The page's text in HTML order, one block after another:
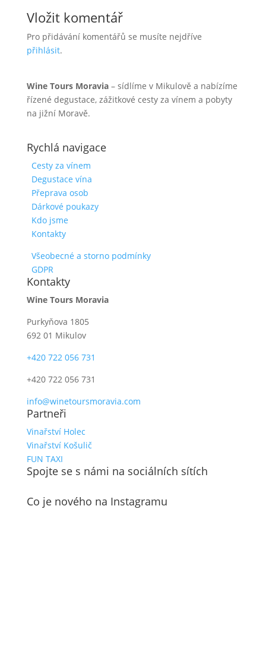
Vložit komentář
Pro přidávání komentářů se musíte nejdříve
přihlásit.
Wine Tours Moravia– sídlíme v Mikulově a nabízíme
řízené degustace, zážitkové cesty za vínem a pobyty
na jižní Moravě.
Rychlá navigace
Cesty za vínem
Degustace vína
Přeprava osob
Dárkové poukazy
Kdo jsme
Kontakty
Všeobecné a storno podmínky
GDPR
Kontakty
Wine Tours Moravia
Purkyňova 1805
692 01 Mikulov
+420 722 056 731
+420 722 056 731
info@winetoursmoravia.com
Partneři
Vinařství Holec
Vinařství Košulič
FUN TAXI
Spojte se s námi na sociálních sítích
Co je nového na Instagramu